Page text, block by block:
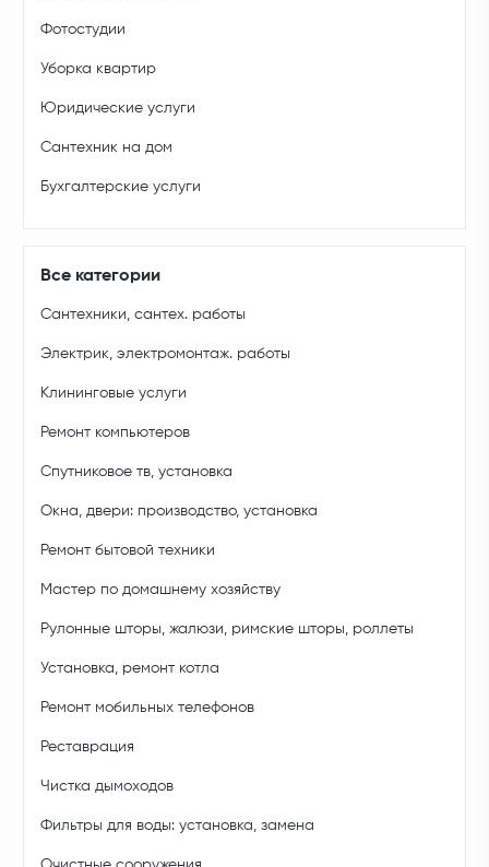
Фотостудии
Уборка квартир
Юридические услуги
Сантехник на дом
Бухгалтерские услуги
Все категории
Сантехники, сантех. работы
Электрик, электромонтаж. работы
Клининговые услуги
Ремонт компьютеров
Спутниковое тв, установка
Окна, двери: производство, установка
Ремонт бытовой техники
Мастер по домашнему хозяйству
Рулонные шторы, жалюзи, римские шторы, роллеты
Установка, ремонт котла
Ремонт мобильных телефонов
Реставрация
Чистка дымоходов
Фильтры для воды: установка, замена